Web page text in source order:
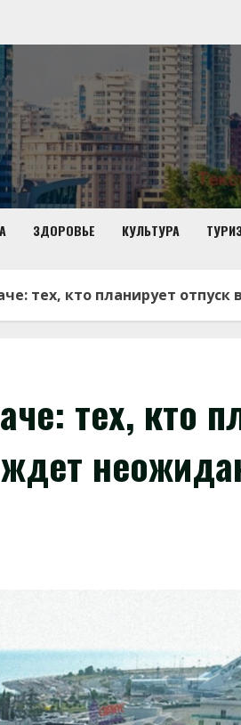
ЗДОРОВЬЕ КУЛЬТУРА
тех, кто планирует
тех, кто
ждет